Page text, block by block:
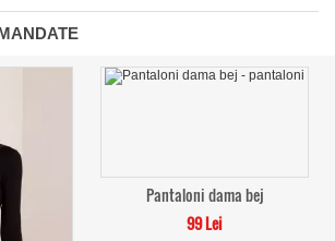
Pantaloni dama bej
99 Lei